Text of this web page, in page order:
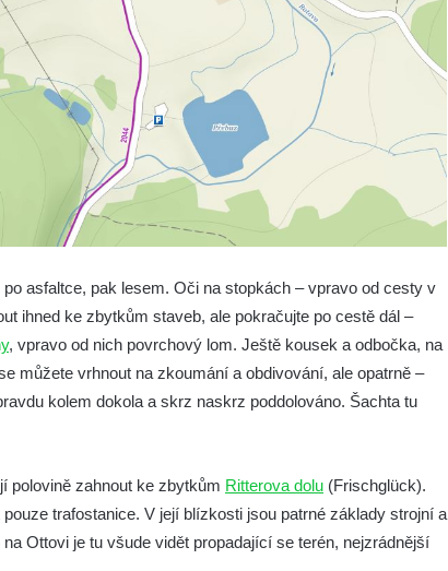
asfaltce, pak lesem. Oči na stopkách – vpravo od cesty v
ihned ke zbytkům staveb, ale pokračujte po cestě dál –
, vpravo od nich povrchový lom. Ještě kousek a odbočka, na
můžete vrhnout na zkoumání a obdivování, ale opatrně –
kolem dokola a skrz naskrz poddolováno. Šachta tu
polovině zahnout ke zbytkům Ritterova dolu (Frischglück).
trafostanice. V její blízkosti jsou patrné základy strojní a
Ottovi je tu všude vidět propadající se terén, nejzrádnější